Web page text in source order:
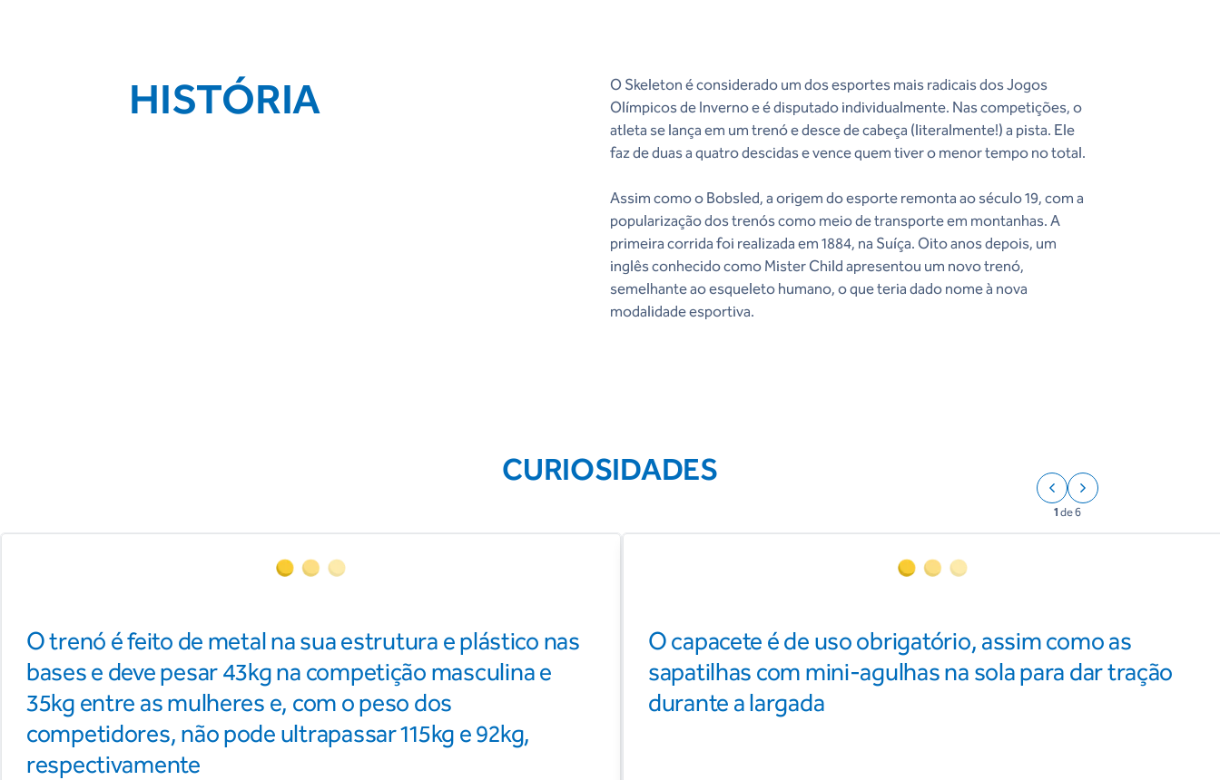
HISTÓRIA
O Skeleton é considerado um dos esportes mais radicais dos Jogos
Olímpicos de Inverno e é disputado individualmente. Nas competições, o
atleta se lança em um trenó e desce de cabeça (literalmente!) a pista. Ele
faz de duas a quatro descidas e vence quem tiver o menor tempo no total.
Assim como o Bobsled, a origem do esporte remonta ao século 19, com a
popularização dos trenós como meio de transporte em montanhas. A
primeira corrida foi realizada em 1884, na Suíça. Oito anos depois, um
inglês conhecido como Mister Child apresentou um novo trenó,
semelhante ao esqueleto humano, o que teria dado nome à nova
modalidade esportiva.
CURIOSIDADES
O trenó é feito de metal na sua estrutura e plástico nas
bases e deve pesar 43kg na competição masculina e
35kg entre as mulheres e, com o peso dos
competidores, não pode ultrapassar 115kg e 92kg,
respectivamente
O capacete é de uso obrigatório, assim como as
sapatilhas com mini-agulhas na sola para dar tração
durante a largada
1 de6